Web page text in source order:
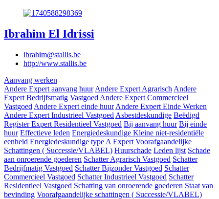
Ibrahim El Idrissi
ibrahim@stallis.be
http://www.stallis.be
Aanvang werken
Andere Expert aanvang huur Andere Expert Agrarisch Andere
Expert Bedrijfsmatig Vastgoed Andere Expert Commercieel
Vastgoed Andere Expert einde huur Andere Expert Einde Werken
Andere Expert Industrieel Vastgoed Asbestdeskundige Beëdigd
Register Expert Residentieel Vastgoed Bij aanvang huur Bij einde
huur Effectieve leden Energiedeskundige Kleine niet-residentiële
eenheid Energiedeskundige type A Expert Voorafgaandelijke
Schattingen ( Successie/VLABEL) Huurschade Leden lijst Schade
aan onroerende goederen Schatter Agrarisch Vastgoed Schatter
Bedrijfmatig Vastgoed Schatter Bijzonder Vastgoed Schatter
Commercieel Vastgoed Schatter Industrieel Vastgoed Schatter
Residentieel Vastgoed Schatting van onroerende goederen Staat van
bevinding Voorafgaandelijke schattingen ( Successie/VLABEL)